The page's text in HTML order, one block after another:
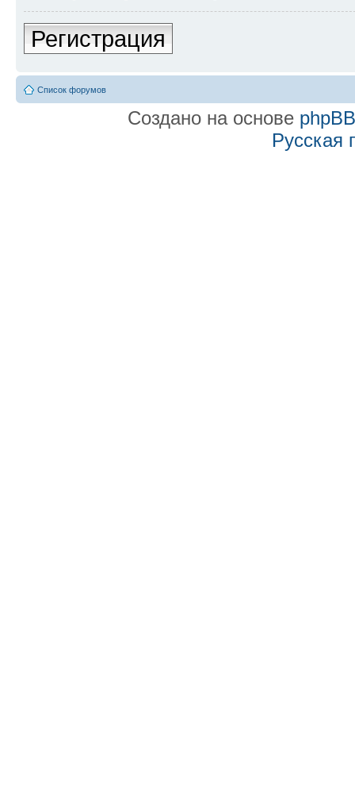
Регистрация
Список форумов
Создано на основе phpBB
Русская